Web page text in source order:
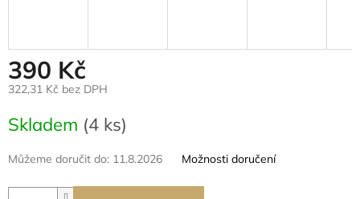
390 Kč
322,31 Kč bez DPH
cena:
Skladem (4 ks)
Můžeme doručit do: 11.8.2026 Možnosti doručení